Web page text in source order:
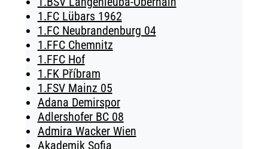
1.FC Lübars 1962
1.FC Neubrandenburg 04
1.FFC Chemnitz
1.FFC Hof
1.FK Příbram
1.FSV Mainz 05
Adana Demirspor
Adlershofer BC 08
Admira Wacker Wien
Akademik Sofia